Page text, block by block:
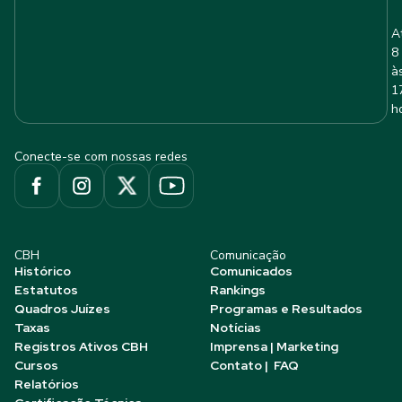
8
Conecte-se com nossas redes
CBH
Histórico
Estatutos
Quadros Juízes
Taxas
Registros Ativos CBH
Cursos
Relatórios
Comunicação
Comunicados
Rankings
Programas e Resultados
Notícias
Imprensa | Marketing
Contato | FAQ